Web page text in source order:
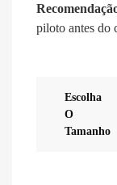
piloto antes do
Escolha
O
Tamanho